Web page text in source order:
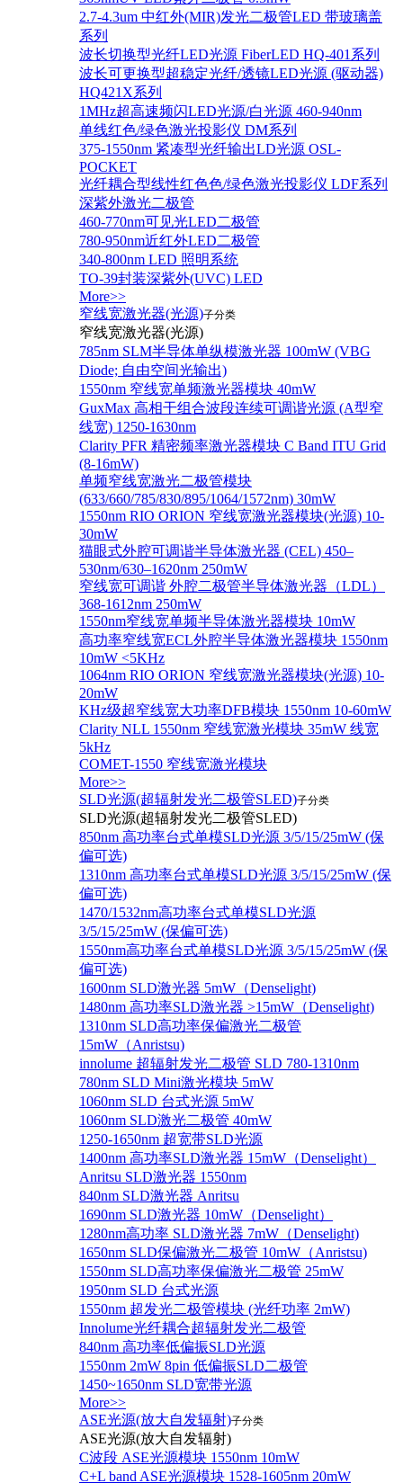
2.7-4.3um 中红外(MIR)发光二极管LED 带玻璃盖
系列
波长切换型光纤LED光源 FiberLED HQ-401系列
波长可更换型超稳定光纤/透镜LED光源 (驱动器)
HQ421X系列
1MHz超高速频闪LED光源/白光源 460-940nm
单线红色/绿色激光投影仪 DM系列
375-1550nm 紧凑型光纤输出LD光源 OSL-
POCKET
光纤耦合型线性红色色/绿色激光投影仪 LDF系列
深紫外激光二极管
460-770nm可见光LED二极管
780-950nm近红外LED二极管
340-800nm LED 照明系统
TO-39封装深紫外(UVC) LED
More>>
窄线宽激光器(光源)子分类
窄线宽激光器(光源)
785nm SLM半导体单纵模激光器 100mW (VBG
Diode; 自由空间光输出)
1550nm 窄线宽单频激光器模块 40mW
GuxMax 高相干组合波段连续可调谐光源 (A型窄
线宽) 1250-1630nm
Clarity PFR 精密频率激光器模块 C Band ITU Grid
(8-16mW)
单频窄线宽激光二极管模块
(633/660/785/830/895/1064/1572nm) 30mW
1550nm RIO ORION 窄线宽激光器模块(光源) 10-
30mW
猫眼式外腔可调谐半导体激光器 (CEL) 450–
530nm/630–1620nm 250mW
窄线宽可调谐 外腔二极管半导体激光器（LDL）
368-1612nm 250mW
1550nm窄线宽单频半导体激光器模块 10mW
高功率窄线宽ECL外腔半导体激光器模块 1550nm
10mW <5KHz
1064nm RIO ORION 窄线宽激光器模块(光源) 10-
20mW
KHz级超窄线宽大功率DFB模块 1550nm 10-60mW
Clarity NLL 1550nm 窄线宽激光模块 35mW 线宽
5kHz
COMET-1550 窄线宽激光模块
More>>
SLD光源(超辐射发光二极管SLED)子分类
SLD光源(超辐射发光二极管SLED)
850nm 高功率台式单模SLD光源 3/5/15/25mW (保
偏可选)
1310nm 高功率台式单模SLD光源 3/5/15/25mW (保
偏可选)
1470/1532nm高功率台式单模SLD光源
3/5/15/25mW (保偏可选)
1550nm高功率台式单模SLD光源 3/5/15/25mW (保
偏可选)
1600nm SLD激光器 5mW（Denselight)
1480nm 高功率SLD激光器 >15mW（Denselight)
1310nm SLD高功率保偏激光二极管
15mW（Anristsu)
innolume 超辐射发光二极管 SLD 780-1310nm
780nm SLD Mini激光模块 5mW
1060nm SLD 台式光源 5mW
1060nm SLD激光二极管 40mW
1250-1650nm 超宽带SLD光源
1400nm 高功率SLD激光器 15mW（Denselight）
Anritsu SLD激光器 1550nm
840nm SLD激光器 Anritsu
1690nm SLD激光器 10mW（Denselight）
1280nm高功率 SLD激光器 7mW（Denselight)
1650nm SLD保偏激光二极管 10mW（Anristsu)
1550nm SLD高功率保偏激光二极管 25mW
1950nm SLD 台式光源
1550nm 超发光二极管模块 (光纤功率 2mW)
Innolume光纤耦合超辐射发光二极管
840nm 高功率低偏振SLD光源
1550nm 2mW 8pin 低偏振SLD二极管
1450~1650nm SLD宽带光源
More>>
ASE光源(放大自发辐射)子分类
ASE光源(放大自发辐射)
C波段 ASE光源模块 1550nm 10mW
C+L band ASE光源模块 1528-1605nm 20mW